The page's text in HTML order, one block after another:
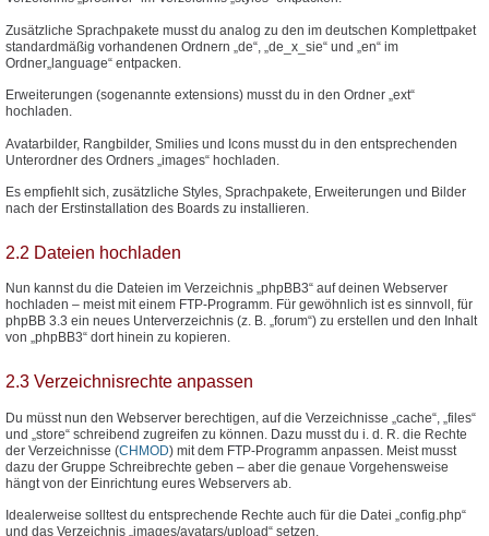
Zusätzliche Sprachpakete musst du analog zu den im deutschen Komplettpaket
standardmäßig vorhandenen Ordnern „de“, „de_x_sie“ und „en“ im
Ordner„language“ entpacken.
Erweiterungen (sogenannte extensions) musst du in den Ordner „ext“
hochladen.
Avatarbilder, Rangbilder, Smilies und Icons musst du in den entsprechenden
Unterordner des Ordners „images“ hochladen.
Es empfiehlt sich, zusätzliche Styles, Sprachpakete, Erweiterungen und Bilder
nach der Erstinstallation des Boards zu installieren.
2.2 Dateien hochladen
Nun kannst du die Dateien im Verzeichnis „phpBB3“ auf deinen Webserver
hochladen – meist mit einem FTP-Programm. Für gewöhnlich ist es sinnvoll, für
phpBB 3.3 ein neues Unterverzeichnis (z. B. „forum“) zu erstellen und den Inhalt
von „phpBB3“ dort hinein zu kopieren.
2.3 Verzeichnisrechte anpassen
Du müsst nun den Webserver berechtigen, auf die Verzeichnisse „cache“, „files“
und „store“ schreibend zugreifen zu können. Dazu musst du i. d. R. die Rechte
der Verzeichnisse (CHMOD) mit dem FTP-Programm anpassen. Meist musst
dazu der Gruppe Schreibrechte geben – aber die genaue Vorgehensweise
hängt von der Einrichtung eures Webservers ab.
Idealerweise solltest du entsprechende Rechte auch für die Datei „config.php“
und das Verzeichnis „images/avatars/upload“ setzen.